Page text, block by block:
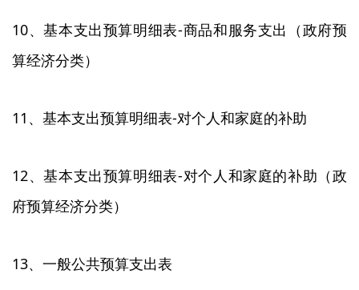
10、基本支出预算明细表-商品和服务支出（政府预
算经济分类）
11、基本支出预算明细表-对个人和家庭的补助
12、基本支出预算明细表-对个人和家庭的补助（政
府预算经济分类）
13、一般公共预算支出表